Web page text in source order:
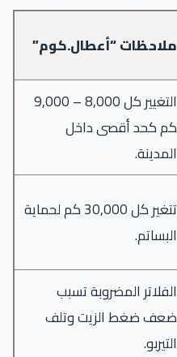
ملاحظات “أعطال.كوم”
التغيير كل 8,000 – 9,000
كم كحد أقصى داخل
المدينة.
تتغير كل 30,000 كم لحماية
البساتم.
الفلاتر المضروبة تسبب
ضعف ضغط الزيت وتلف
التيربو.